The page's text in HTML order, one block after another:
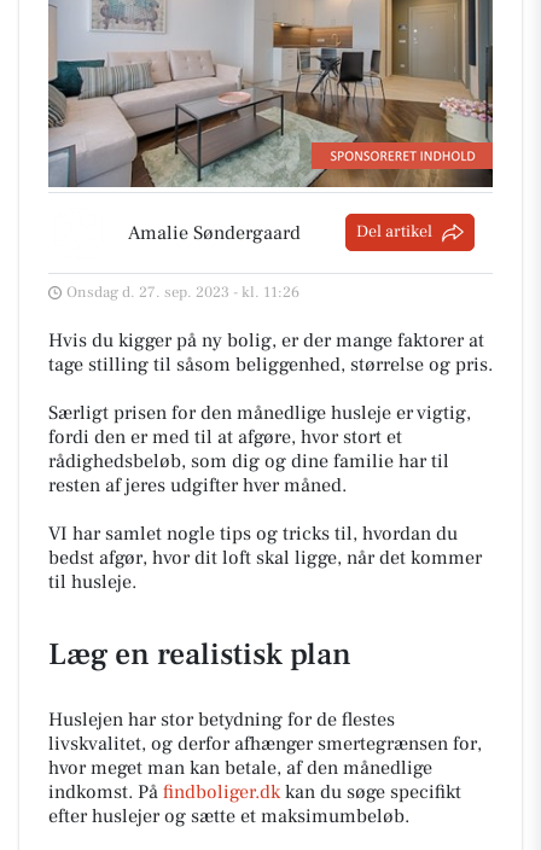
Amalie Søndergaard Del artikel
Onsdag d. 27. sep. 2023 - kl. 11:26
Hvis du kigger på ny bolig, er der mange faktorer at
tage stilling til såsom beliggenhed, størrelse og pris.
Særligt prisen for den månedlige husleje er vigtig,
fordi den er med til at afgøre, hvor stort et
rådighedsbeløb, som dig og dine familie har til
resten af jeres udgifter hver måned.
VI har samlet nogle tips og tricks til, hvordan du
bedst afgør, hvor dit loft skal ligge, når det kommer
til husleje.
Læg en realistisk plan
Huslejen har stor betydning for de flestes
livskvalitet, og derfor afhænger smertegrænsen for,
hvor meget man kan betale, af den månedlige
indkomst. På findboliger.dkkan du søge specifikt
efter huslejer og sætte et maksimumbeløb.